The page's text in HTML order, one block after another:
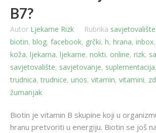
B7?
Autor Ljekarne Rizk Rubrika savjetovalište
biotin, blog, facebook, grčki, h, hrana, inbox,
koža, ljekarna, ljekarne, nokti, online, rizk,
savjetovalište, savjetovanje, suplementacija
trudnica,trudnice, unos, vitamin, vitamini,
žumanjak
Biotin je vitamin B skupine koji u
hranu pretvoriti u energiju. Biotin se još